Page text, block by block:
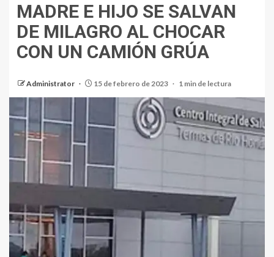
MADRE E HIJO SE SALVAN
DE MILAGRO AL CHOCAR
CON UN CAMIÓN GRÚA
Administrator 15 de febrero de 2023 1 min de lectura